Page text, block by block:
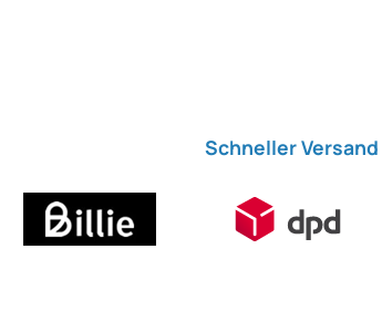
Schneller Versand